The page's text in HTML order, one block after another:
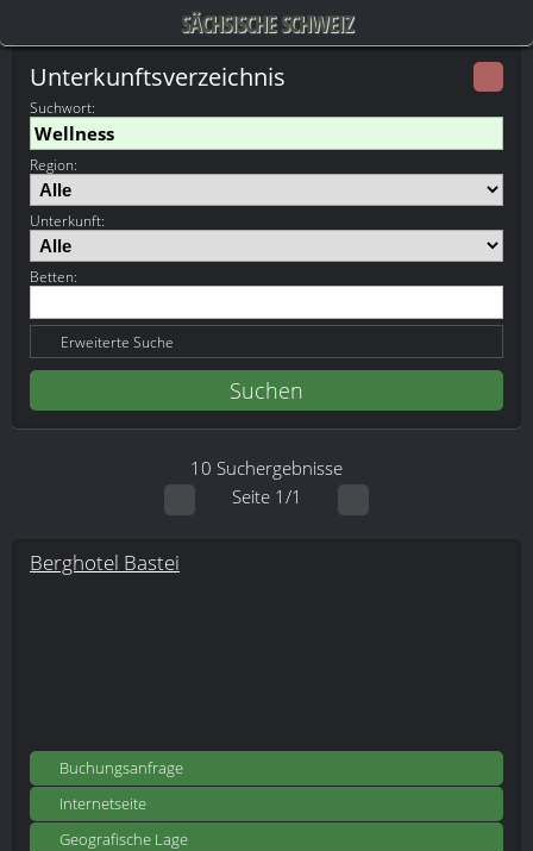
SÄCHSISCHE SCHWEIZ
Unterkunftsverzeichnis
Suchwort:
Region:
Unterkunft:
Betten:
Erweiterte Suche
10 Suchergebnisse
Seite 1/1
Berghotel Bastei
Buchungsanfrage
Internetseite
Geografische Lage